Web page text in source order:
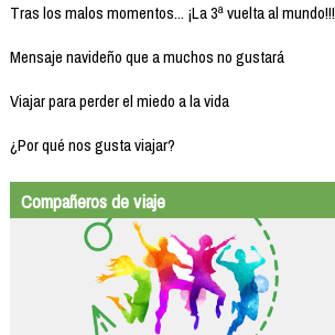
Tras los malos momentos... ¡La 3ª vuelta al mundo!!!
Mensaje navideño que a muchos no gustará
Viajar para perder el miedo a la vida
¿Por qué nos gusta viajar?
Compañeros de viaje